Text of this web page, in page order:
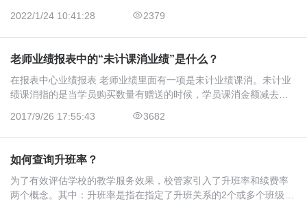
已续费人数定义的规则是不一样的，例如：有的学校规定应续费人
数（分母）为班级在…
2022/1/24 10:41:28 2379
老师业绩报表中的“未计课消业绩”是什么？
在报表中心业绩报表 老师业绩里面有一项是未计业绩课消。未计业
绩课消指的是当学员购买数量有赠送的时候，学员课消金额减去老
每节课的未计业绩课消，而在老师课消业绩汇总里面的未计业绩课
消则是每节课的未计…
2017/9/26 17:55:43 3682
如何查询升班率？
为了有效评估学校的教学服务效果，校管家引入了升班率和续费率
两个概念。其中：升班率是指在指定了升班关系的2个或多个班级之